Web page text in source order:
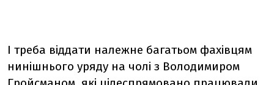
І треба віддати належне багатьом фахівцям
нинішнього уряду на чолі з Володимиром